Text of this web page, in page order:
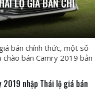
bán chính thức, một số
bán Camry 2019 bản
2019 nhập Thái lộ giá bán